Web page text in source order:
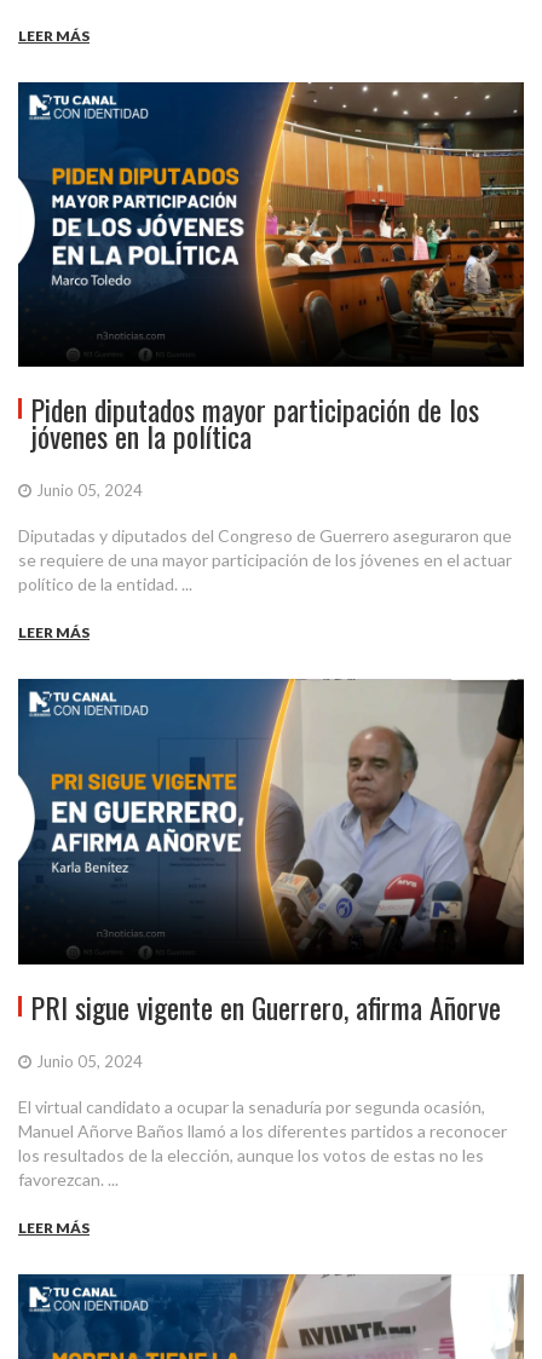
LEER MÁS
Piden diputados mayor participación de los
jóvenes en la política
Junio 05, 2024
Diputadas y diputados del Congreso de Guerrero aseguraron que
se requiere de una mayor participación de los jóvenes en el actuar
político de la entidad. ...
LEER MÁS
PRI sigue vigente en Guerrero, afirma Añorve
Junio 05, 2024
El virtual candidato a ocupar la senaduría por segunda ocasión,
Manuel Añorve Baños llamó a los diferentes partidos a reconocer
los resultados de la elección, aunque los votos de estas no les
favorezcan. ...
LEER MÁS